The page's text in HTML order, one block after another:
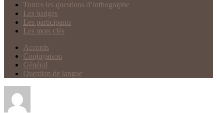
Toutes les questions d’orthographe
Les badges
Les participants
Les mots clés
Accords
Conjugaison
Général
Question de langue